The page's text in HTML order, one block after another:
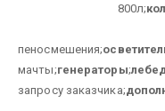
800л;
пеносмешения;
мачты;генераторы;
запросу заказчика;